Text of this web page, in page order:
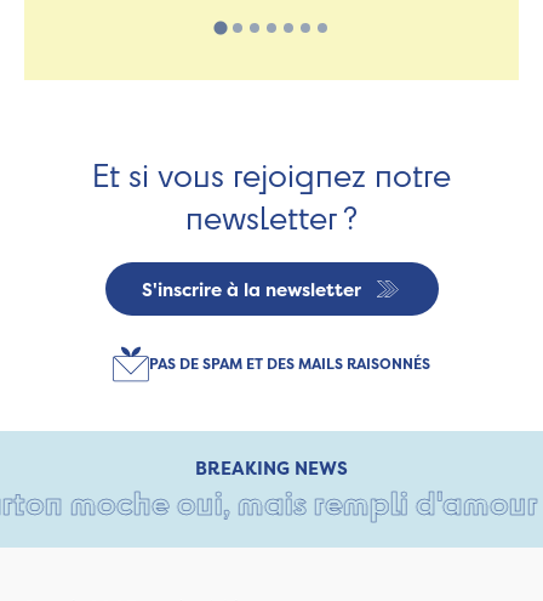
Et si vous rejoignez notre
newsletter ?
S'inscrire à la newsletter
PAS DE SPAM ET DES MAILS RAISONNÉS
BREAKING NEWS
moche oui, mais rempli d'amour •